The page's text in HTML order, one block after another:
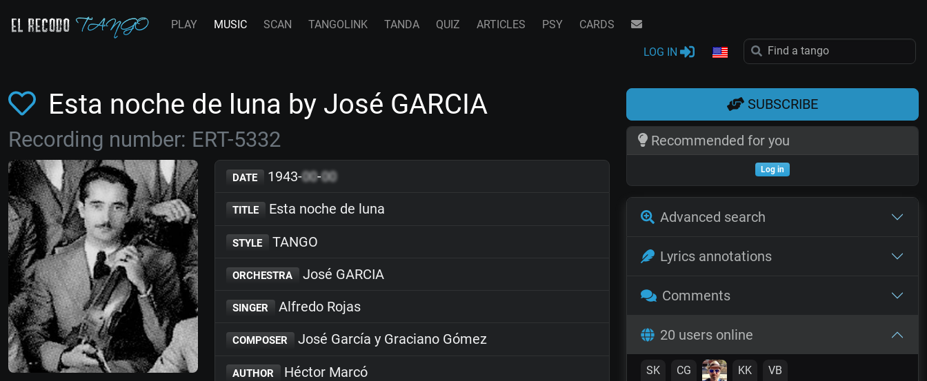
PLAY MUSIC SCAN TANGOLINK TANDA QUIZ ARTICLES PSY CARDS
LOG IN
Esta noche de luna by José GARCIA
Recording number: ERT-5332
DATE 1943-00-00
TITLE Esta noche de luna
STYLE TANGO
ORCHESTRA José GARCIA
SINGER Alfredo Rojas
COMPOSER José García y Graciano Gómez
AUTHOR Héctor Marcó
SUBSCRIBE
Recommended for you
Log in
Advanced search
Lyrics annotations
Comments
20 users online
SK CG KK VB